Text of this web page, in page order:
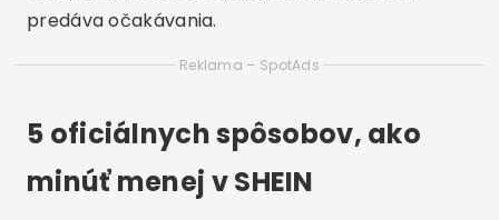
predáva očakávania.
Reklama – SpotAds
5 oficiálnych spôsobov, ako
minúť menej v SHEIN